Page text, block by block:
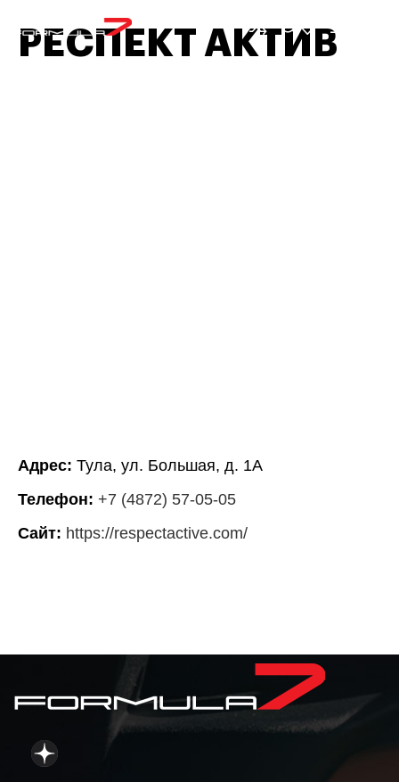
РЕСПЕКТ АКТИВ
Адрес: Тула, ул. Большая, д. 1А
Телефон: +7 (4872) 57-05-05
Сайт: https://respectactive.com/